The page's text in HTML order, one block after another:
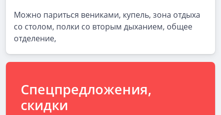
Можно париться вениками, купель, зона отдыха
со столом, полки со вторым дыханием, общее
отделение,
Спецпредложения,
скидки